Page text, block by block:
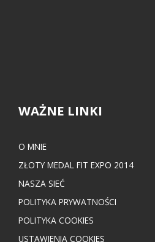
WAŻNE LINKI
O MNIE
ZŁOTY MEDAL FIT EXPO 2014
NASZA SIEĆ
POLITYKA PRYWATNOŚCI
POLITYKA COOKIES
USTAWIENIA COOKIES